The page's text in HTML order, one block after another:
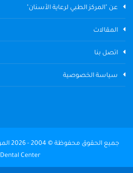
عن "المركز الطبي لرعاية الأسنان"
المقالات
اتصل بنا
سياسة الخصوصية
Dental Center